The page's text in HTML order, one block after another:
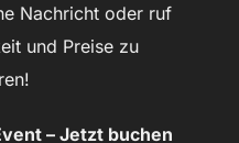
Nachricht oder ruf
und Preise zu
– Jetzt buchen